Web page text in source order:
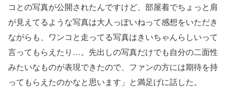
コとの写真が公開されたんですけど、部屋着でちょっと肩
が見えてるような写真は大人っぽいねって感想をいただき
ながらも、ワンコと走ってる写真はきいちゃんらしいって
言ってもらえたり…。先出しの写真だけでも自分の二面性
みたいなものが表現できたので、ファンの方には期待を持
ってもらえたのかなと思います」と満足げに話した。